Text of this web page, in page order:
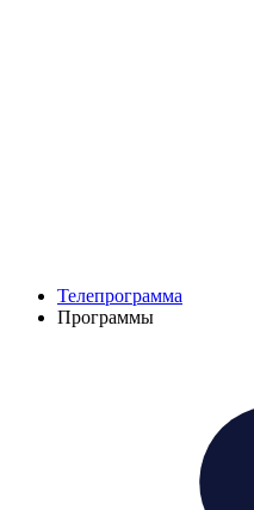
Телепрограмма
Программы